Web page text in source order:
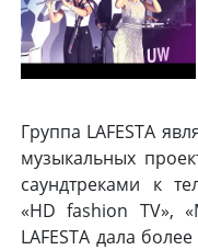
Группа LAFESTA
музыкальных
саундтреками к
«HD fashion TV»,
LAFESTA дала